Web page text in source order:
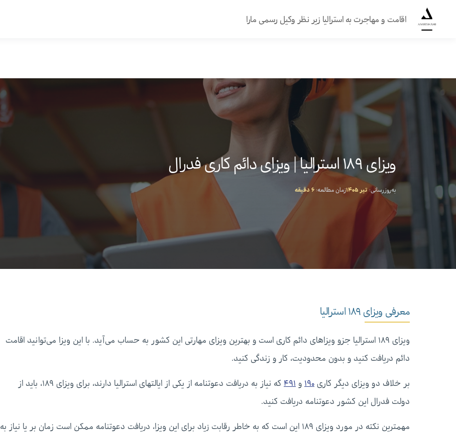
اقامت و مهاجرت به استرالیا زیر نظر وکیل رسمی مارا
ویزای ۱۸۹ استرالیا | ویزای دائم کاری فدرال
به‌روزرسانی:تیر ۱۴۰۵ زمان مطالعه: ۶ دقیقه
معرفی ویزای ۱۸۹ استرالیا
ویزای ۱۸۹ استرالیا جزو ویزاهای دائم کاری است و بهترین ویزای مهارتی این کشور به حساب می‌آید. با این ویزا می‌توانید اقامت
دائم دریافت کنید و بدون محدودیت، کار و زندگی کنید.
بر خلاف دو ویزای دیگر کاری ۱۹۰ و ۴۹۱
که نیاز به دریافت دعوتنامه از یکی از ایالتهای استرالیا دارند، برای ویزای ۱۸۹، باید از
دولت فدرال این کشور دعوتنامه دریافت کنید.
مهمترین نکته در مورد ویزای ۱۸۹ این است که به خاطر رقابت زیاد برای این ویزا، دریافت دعوتنامه ممکن است زمان بر یا نیاز به